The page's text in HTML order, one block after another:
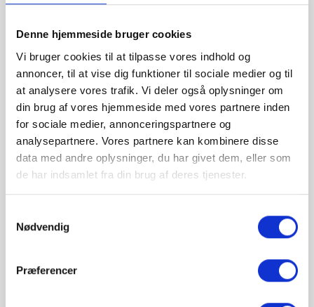
Denne hjemmeside bruger cookies
Vi bruger cookies til at tilpasse vores indhold og
annoncer, til at vise dig funktioner til sociale medier og til
at analysere vores trafik. Vi deler også oplysninger om
din brug af vores hjemmeside med vores partnere inden
for sociale medier, annonceringspartnere og
analysepartnere. Vores partnere kan kombinere disse
data med andre oplysninger, du har givet dem, eller som
de har indsamlet fra din brug af deres tjenester.
Nødvendig
Præferencer
2-3 Ullut
Få på lager
Med det kvadratiske panel Philips Hue White ambiance
Aurelle får du et varmt til køligt hvidt lys med
indbyggede belysningsløsninger
30×30 cm.